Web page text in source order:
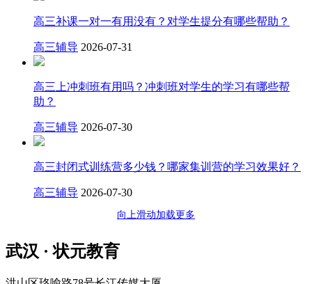
高三补课一对一有用没有？对学生提分有哪些帮助？
高三辅导 2026-07-31
高三上冲刺班有用吗？冲刺班对学生的学习有哪些帮
助？
高三辅导 2026-07-30
高三封闭式训练营多少钱？哪家集训营的学习效果好？
高三辅导 2026-07-30
向上滑动加载更多
武汉 · 状元教育